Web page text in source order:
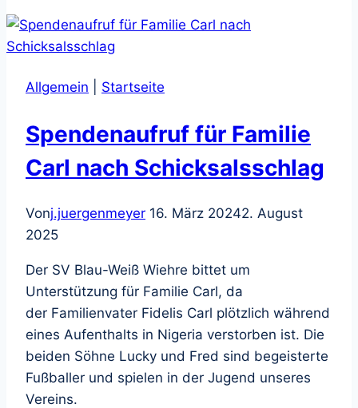
Schönbergstadion
mit
Allgemein
Startseite
Spendenaufruf für Familie
Carl nach Schicksalsschlag
Vonj.juergenmeyer 16. März 20242. August
2025
Der SV Blau-Weiß Wiehre bittet um
Unterstützung für Familie Carl, da
der Familienvater Fidelis Carl plötzlich während
eines Aufenthalts in Nigeria verstorben ist. Die
beiden Söhne Lucky und Fred sind begeisterte
Fußballer und spielen in der Jugend unseres
Vereins.